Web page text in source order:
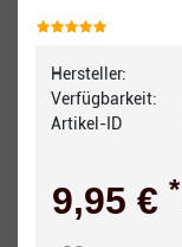
Hersteller:
Verfügbarkeit:
Artikel-ID
9,95 € *